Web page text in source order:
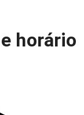
horário